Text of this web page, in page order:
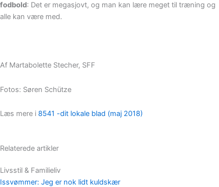
fodbold: Det er megasjovt, og man kan lære meget til træning og
alle kan være med.
Af Martabolette Stecher, SFF
Fotos: Søren Schütze
Læs mere i 8541 -dit lokale blad (maj 2018)
Relaterede artikler
Livsstil & Familieliv
Issvømmer: Jeg er nok lidt kuldskær